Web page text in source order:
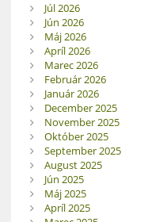
Júl 2026
Jún 2026
Máj 2026
Apríl 2026
Marec 2026
Február 2026
Január 2026
December 2025
November 2025
Október 2025
September 2025
August 2025
Jún 2025
Máj 2025
Apríl 2025